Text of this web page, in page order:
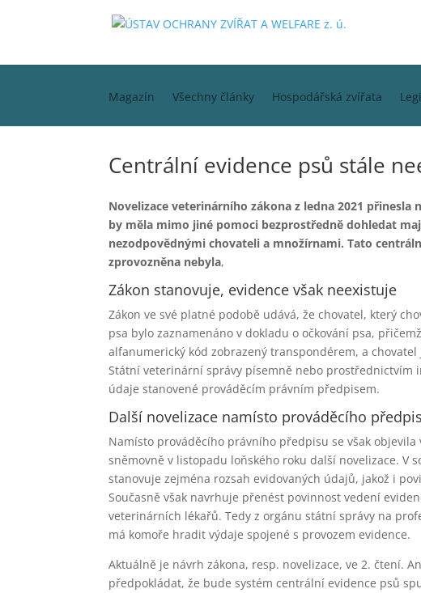
Magazín Všechny články Hospodářská zvířata
Centrální evidence psů stále
Novelizace veterinárního zákona z ledna 2021
by měla mimo jiné pomoci bezprostředně dohledat
nezodpovědnými chovateli a množírnami. Tato
zprovozněna nebyla,
Zákon stanovuje, evidence však neexistuje
Zákon ve své platné podobě udává, že chovatel, který
psa bylo zaznamenáno v dokladu o očkování psa,
alfanumerický kód zobrazený transpondérem, a
Státní veterinární správy písemně nebo
údaje stanovené prováděcím právním předpisem.
Další novelizace namísto prováděcího
Namísto prováděcího právního předpisu se však
sněmovně v listopadu loňského roku další novelizace. V
stanovuje zejména rozsah evidovaných údajů, jakož i
Současně však navrhuje přenést povinnost vedení
veterinárních lékařů. Tedy z orgánu státní správy na
má komoře hradit výdaje spojené s provozem evidence.
Aktuálně je návrh zákona, resp. novelizace, ve 2. čtení.
předpokládat, že bude systém centrální evidence psů